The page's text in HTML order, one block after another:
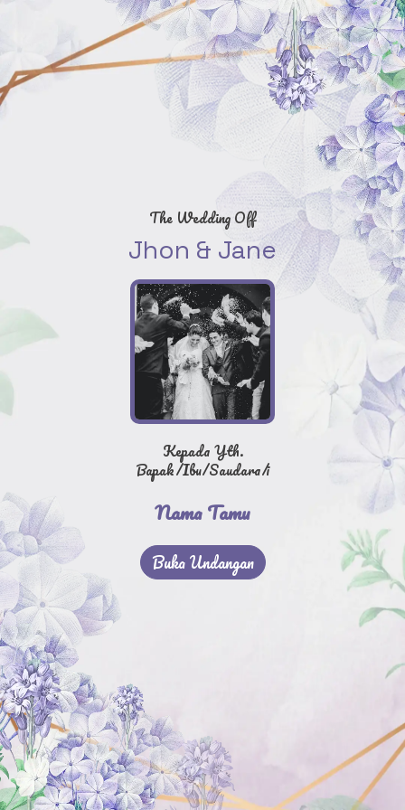
The Wedding Off
Jhon & Jane
Kepada Yth.
Bapak/Ibu/Saudara/i
Nama Tamu
Buka Undangan